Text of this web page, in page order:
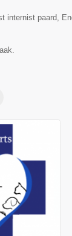
internist paard,